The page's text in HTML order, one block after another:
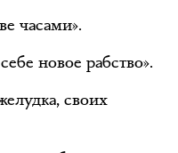
часами».
новое рабство».
своих